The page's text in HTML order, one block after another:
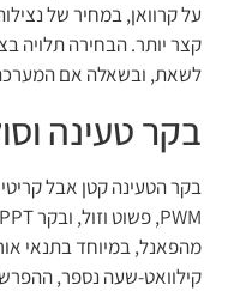
על קרוואן, במחיר של
קצר יותר. הבחירה תלויה
לשאת, ובשאלה אם המערכת
בקר טעינה
בקר הטעינה קטן אבל
מהפאנל, במיוחד בתנאי